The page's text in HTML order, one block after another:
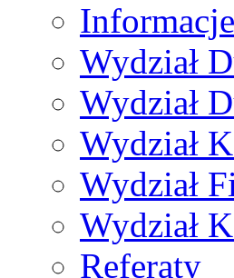
Wydział
Wydział
Wydział
Wydział
Wydział
Referaty